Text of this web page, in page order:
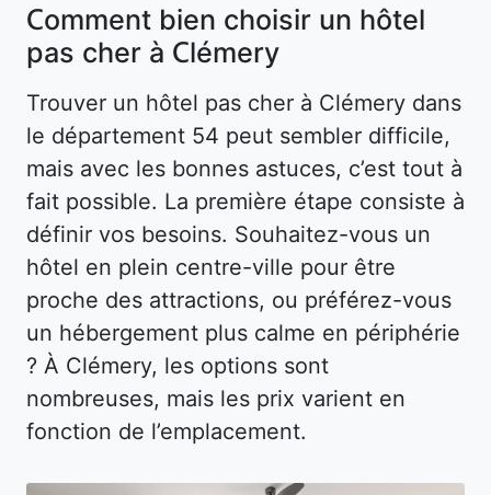
Comment bien choisir un hôtel
pas cher à Clémery
Trouver un hôtel pas cher à Clémery dans
le département 54 peut sembler difficile,
mais avec les bonnes astuces, c’est tout à
fait possible. La première étape consiste à
définir vos besoins. Souhaitez-vous un
hôtel en plein centre-ville pour être
proche des attractions, ou préférez-vous
un hébergement plus calme en périphérie
? À Clémery, les options sont
nombreuses, mais les prix varient en
fonction de l’emplacement.